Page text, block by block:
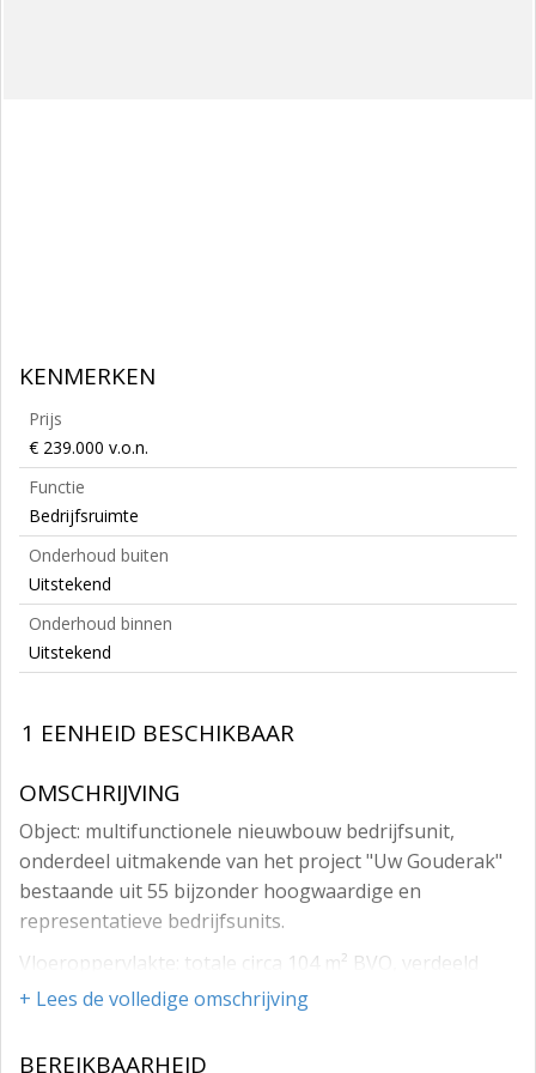
KENMERKEN
Prijs
€ 239.000 v.o.n.
Functie
Bedrijfsruimte
Onderhoud buiten
Uitstekend
Onderhoud binnen
Uitstekend
1 EENHEID BESCHIKBAAR
OMSCHRIJVING
Object: multifunctionele nieuwbouw bedrijfsunit,
onderdeel uitmakende van het project "Uw Gouderak"
bestaande uit 55 bijzonder hoogwaardige en
representatieve bedrijfsunits.
Vloeroppervlakte: totale circa 104 m² BVO, verdeeld
over;
+ Lees de volledige omschrijving
BEREIKBAARHEID